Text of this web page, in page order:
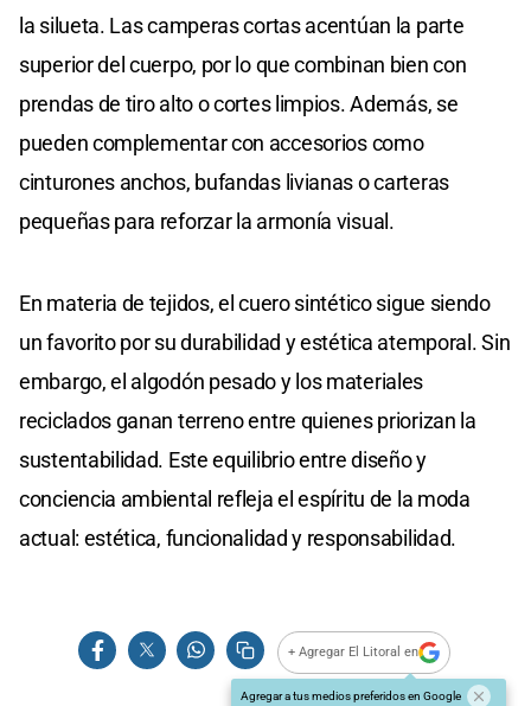
la silueta. Las camperas cortas acentúan la parte
superior del cuerpo, por lo que combinan bien con
prendas de tiro alto o cortes limpios. Además, se
pueden complementar con accesorios como
cinturones anchos, bufandas livianas o carteras
pequeñas para reforzar la armonía visual.
En materia de tejidos, el cuero sintético sigue siendo
un favorito por su durabilidad y estética atemporal. Sin
embargo, el algodón pesado y los materiales
reciclados ganan terreno entre quienes priorizan la
sustentabilidad. Este equilibrio entre diseño y
conciencia ambiental refleja el espíritu de la moda
actual: estética, funcionalidad y responsabilidad.
+ Agregar El Litoral en
Agregar a tus medios preferidos en Google